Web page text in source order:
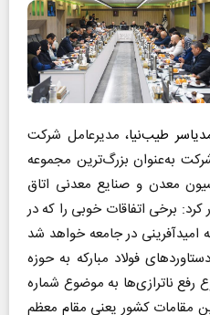
طیب‌نیا، مدیرعامل شرکت
شرکت به‌عنوان بزرگ‌ترین مجموعه
معدن و صنایع معدنی اتاق
کرد: برخی اتفاقات خوبی را که در
امیدآفرینی در جامعه خواهد شد
فولاد مبارکه به حوزه
ناترازی‌ها به موضوع شماره
مقامات کشور یعنی مقام معظم